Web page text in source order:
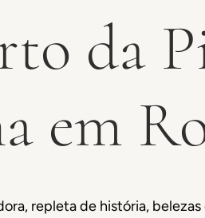
da
em
repleta de história,